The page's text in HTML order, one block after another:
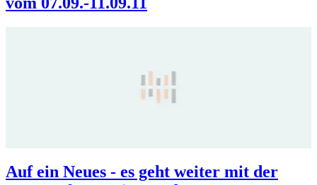
Auf ein Neues - es geht weiter mit der